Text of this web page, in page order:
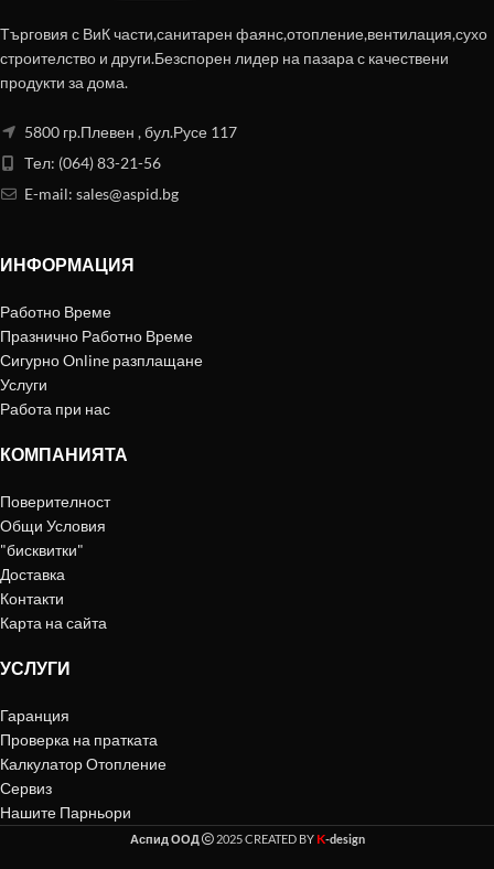
Търговия с ВиК части,санитарен фаянс,отопление,вентилация,сухо
строителство и други.Безспорен лидер на пазара с качествени
продукти за дома.
5800 гр.Плевен , бул.Русе 117
Тел: (064) 83-21-56
E-mail: sales@aspid.bg
ИНФОРМАЦИЯ
Работно Време
Празнично Работно Време
Сигурно Online разплащане
Услуги
Работа при нас
КОМПАНИЯТА
Поверителност
Общи Условия
"бисквитки"
Доставка
Контакти
Карта на сайта
УСЛУГИ
Гаранция
Проверка на пратката
Калкулатор Отопление
Сервиз
Нашите Парньори
Аспид ООД 2025 CREATED BY K-design